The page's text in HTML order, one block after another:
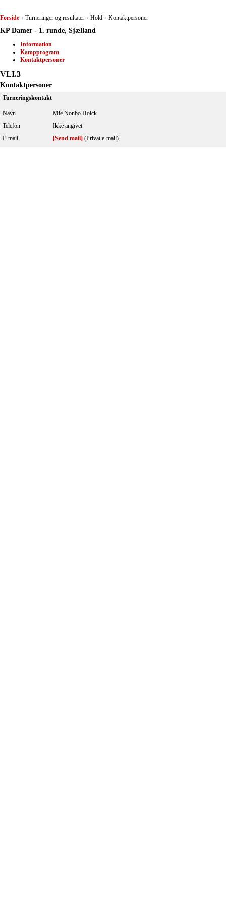
Forside > Turneringer og resultater > Hold > Kontaktpersoner
KP Damer - 1. runde, Sjælland
Information
Kampprogram
Kontaktpersoner
VLI.3
Kontaktpersoner
Turneringskontakt
Navn
Mie Nonbo Holck
Telefon
Ikke angivet
E-mail
[Send mail] (Privat e-mail)